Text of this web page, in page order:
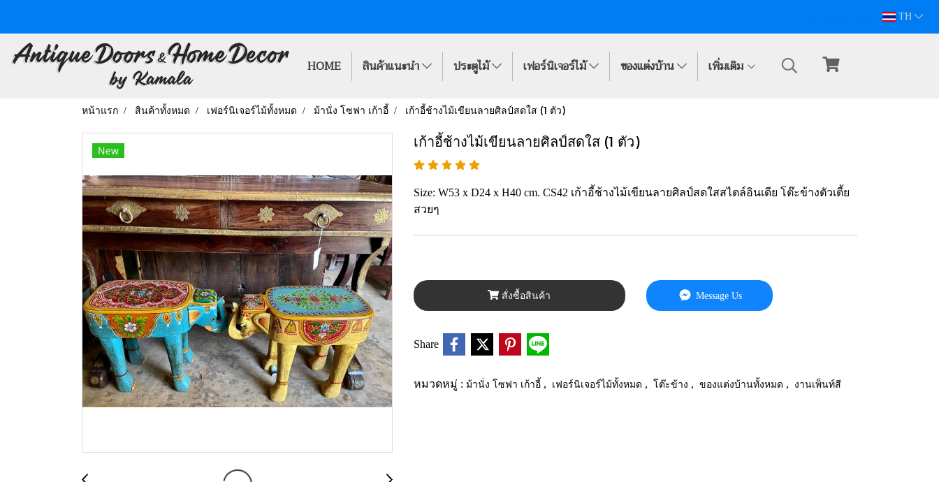
TH
HOME สินค้าแนะนำ ประตูไม้ เฟอร์นิเจอร์ไม้ ของแต่งบ้าน เพิ่มเติม
หน้าแรก สินค้าทั้งหมด เฟอร์นิเจอร์ไม้ทั้งหมด ม้านั่ง โซฟา เก้าอี้ เก้าอี้ช้างไม้เขียนลายศิลป์สดใส (1 ตัว)
New
เก้าอี้ช้างไม้เขียนลายศิลป์สดใส (1 ตัว)
Size: W53 x D24 x H40 cm. CS42 เก้าอี้ช้างไม้เขียนลายศิลป์สดใสสไตล์อินเดีย โต๊ะข้างตัวเตี้ย
สวยๆ
สั่งซื้อสินค้า Message Us
Share
หมวดหมู่ : ม้านั่ง โซฟา เก้าอี้ , เฟอร์นิเจอร์ไม้ทั้งหมด , โต๊ะข้าง , ของแต่งบ้านทั้งหมด , งานเพ็นท์สี